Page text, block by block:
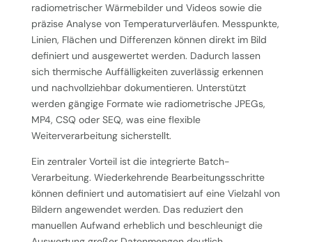
radiometrischer Wärmebilder und Videos sowie die
präzise Analyse von Temperaturverläufen. Messpunkte,
Linien, Flächen und Differenzen können direkt im Bild
definiert und ausgewertet werden. Dadurch lassen
sich thermische Auffälligkeiten zuverlässig erkennen
und nachvollziehbar dokumentieren. Unterstützt
werden gängige Formate wie radiometrische JPEGs,
MP4, CSQ oder SEQ, was eine flexible
Weiterverarbeitung sicherstellt.
Ein zentraler Vorteil ist die integrierte Batch-
Verarbeitung. Wiederkehrende Bearbeitungsschritte
können definiert und automatisiert auf eine Vielzahl von
Bildern angewendet werden. Das reduziert den
manuellen Aufwand erheblich und beschleunigt die